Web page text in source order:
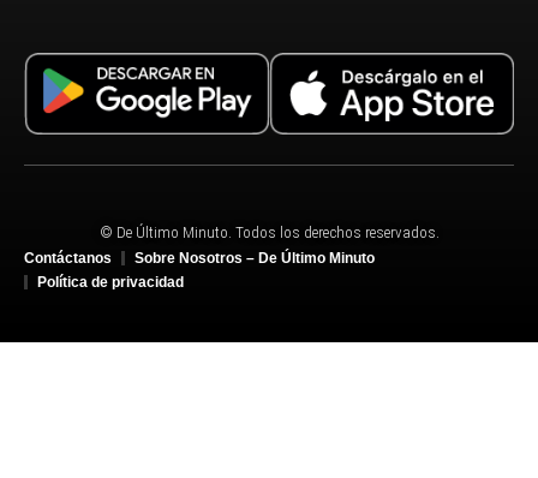
© De Último Minuto. Todos los derechos reservados.
Contáctanos
Sobre Nosotros – De Último Minuto
Política de privacidad